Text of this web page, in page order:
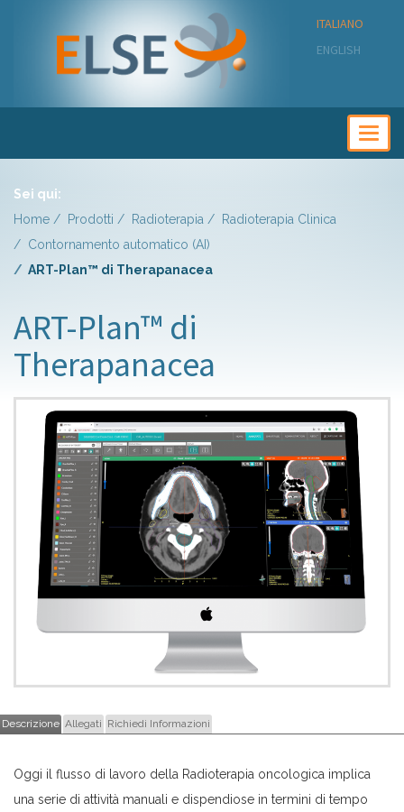
ITALIANO
ENGLISH
Sei qui:
Home
Prodotti Radioterapia
Radioterapia Clinica
Contornamento automatico (AI)
ART-Plan™ di Therapanacea
ART-Plan™ di
Therapanacea
Descrizione Allegati Richiedi Informazioni
Oggi il flusso di lavoro della Radioterapia oncologica implica
una serie di attività manuali e dispendiose in termini di tempo